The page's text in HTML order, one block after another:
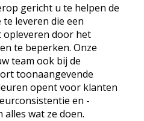
gericht u te helpen de
leveren die een
opleveren door het
te beperken. Onze
team ook bij de
toonaangevende
opent voor klanten
en -
wat ze doen.